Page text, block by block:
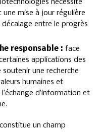
nécessite
mise à jour régulière
entre le progrès
responsable : face
applications des
une recherche
humaines et
d’information et
un champ